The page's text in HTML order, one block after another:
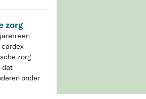
zorg
een
cardex
zorg
dat
onder